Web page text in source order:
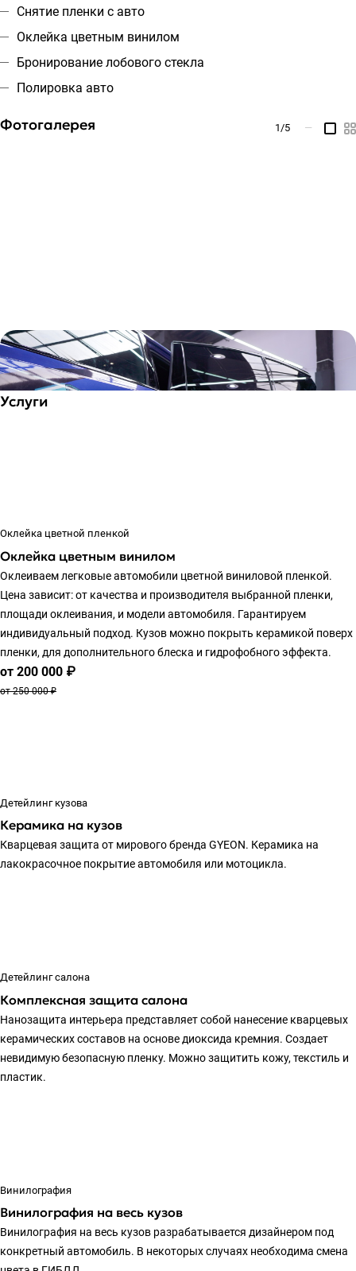
Снятие пленки с авто
Оклейка цветным винилом
Бронирование лобового стекла
Полировка авто
Фотогалерея 1/5 —
Услуги
Оклейка цветной пленкой
Оклейка цветным винилом
Оклеиваем легковые автомобили цветной виниловой пленкой.
Цена зависит: от качества и производителя выбранной пленки,
площади оклеивания, и модели автомобиля. Гарантируем
индивидуальный подход. Кузов можно покрыть керамикой поверх
пленки, для дополнительного блеска и гидрофобного эффекта.
от 200 000 ₽
от 250 000 ₽
Детейлинг кузова
Керамика на кузов
Кварцевая защита от мирового бренда GYEON. Керамика на
лакокрасочное покрытие автомобиля или мотоцикла.
Детейлинг салона
Комплексная защита салона
Нанозащита интерьера представляет собой нанесение кварцевых
керамических составов на основе диоксида кремния. Создает
невидимую безопасную пленку. Можно защитить кожу, текстиль и
пластик.
Винилография
Винилография на весь кузов
Винилография на весь кузов разрабатывается дизайнером под
конкретный автомобиль. В некоторых случаях необходима смена